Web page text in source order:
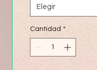
Elegir
Cantidad *